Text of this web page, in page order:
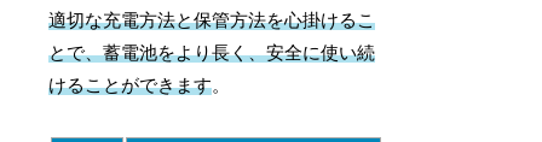
適切な充電方法と保管方法を心掛けるこ
とで、蓄電池をより長く、安全に使い続
けることができます。